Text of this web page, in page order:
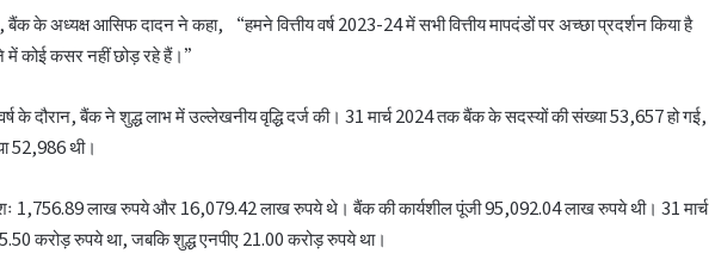
बैंक के अध्यक्ष आसिफ दादन ने कहा, “हमने वित्तीय वर्ष 2023-24 में सभी वित्तीय मापदंडों पर अच्छा प्रदर्शन किया है
कोई कसर नहीं छोड़ रहे हैं।”
वर्ष के दौरान, बैंक ने शुद्ध लाभ में उल्लेखनीय वृद्धि दर्ज की। 31 मार्च 2024 तक बैंक के सदस्यों की संख्या 53,657 हो गई,
52,986 थी।
1,756.89 लाख रुपये और 16,079.42 लाख रुपये थे। बैंक की कार्यशील पूंजी 95,092.04 लाख रुपये थी। 31 मार्च
करोड़ रुपये था, जबकि शुद्ध एनपीए 21.00 करोड़ रुपये था।
सहकारिता क्षेत्र में बदलाव के लिए सरकार ने शुरू कीं
152 पहल: शाह